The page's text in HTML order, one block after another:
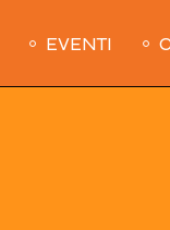
EVENTI